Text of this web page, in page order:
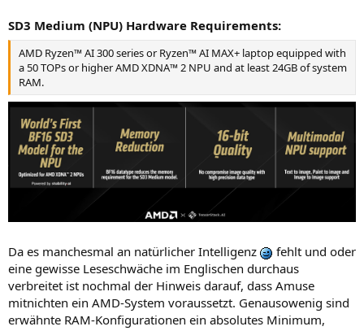
SD3 Medium (NPU) Hardware Requirements:
AMD Ryzen™ AI 300 series or Ryzen™ AI MAX+ laptop equipped with
a 50 TOPs or higher AMD XDNA™ 2 NPU and at least 24GB of system
RAM.
Da es manchesmal an natürlicher Intelligenz
fehlt und oder
eine gewisse Leseschwäche im Englischen durchaus
verbreitet ist nochmal der Hinweis darauf, dass Amuse
mitnichten ein AMD-System voraussetzt. Genausowenig sind
erwähnte RAM-Konfigurationen ein absolutes Minimum,